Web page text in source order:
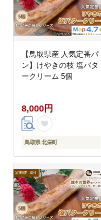
【鳥取県産 人気定番パ
ン】けやきの枝 塩バタ
ークリーム 5個
8,000円
鳥取県 北栄町